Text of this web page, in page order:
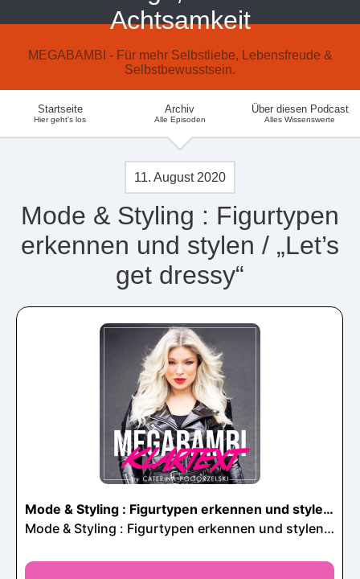
Achtsamkeit
MEGABAMBI - Für mehr Selbstliebe, Lebensfreude &
Selbstbewusstsein.
Startseite
Hier geht's los
Archiv
Alle Episoden
Über diesen Podcast
Alles Wissenswerte
11. August 2020
Mode & Styling : Figurtypen
erkennen und stylen / „Let’s
get dressy“